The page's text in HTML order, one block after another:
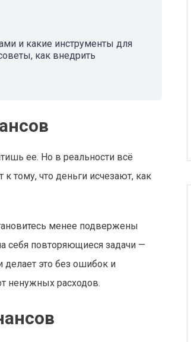
и какие инструменты для
как внедрить
ее. Но в реальности всё
тому, что деньги исчезают, как
менее подвержены
себя повторяющиеся задачи —
делает это без ошибок и
ненужных расходов.